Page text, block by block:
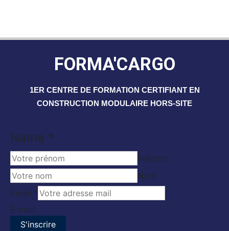
FORMA'CARGO
1ER CENTRE DE FORMATION CERTIFIANT EN
CONSTRUCTION MODULAIRE HORS-SITE
Name
Name *
Prénom
Nom
Email *
E-mail
S'inscrire